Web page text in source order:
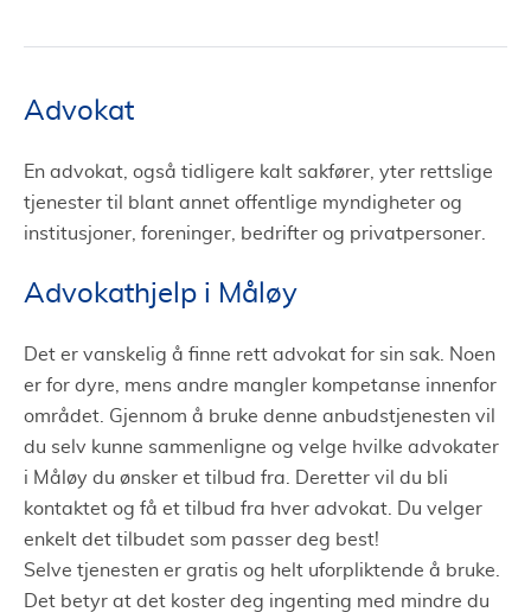
Advokat
En advokat, også tidligere kalt sakfører, yter rettslige
tjenester til blant annet offentlige myndigheter og
institusjoner, foreninger, bedrifter og privatpersoner.
Advokathjelp i Måløy
Det er vanskelig å finne rett advokat for sin sak. Noen
er for dyre, mens andre mangler kompetanse innenfor
området. Gjennom å bruke denne anbudstjenesten vil
du selv kunne sammenligne og velge hvilke advokater
i Måløy du ønsker et tilbud fra. Deretter vil du bli
kontaktet og få et tilbud fra hver advokat. Du velger
enkelt det tilbudet som passer deg best!
Selve tjenesten er gratis og helt uforpliktende å bruke.
Det betyr at det koster deg ingenting med mindre du